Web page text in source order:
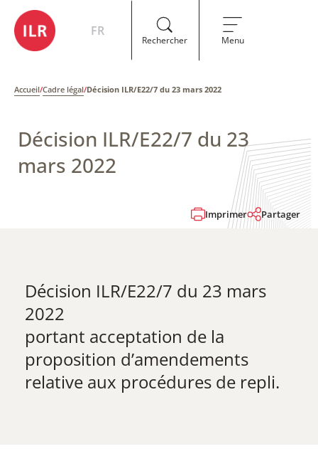
FR
Rechercher Menu
Accueil/Cadre légal/Décision ILR/E22/7 du 23 mars 2022
Décision ILR/E22/7 du 23
mars 2022
Imprimer Partager
Décision ILR/E22/7 du 23 mars
2022
​portant acceptation de la
proposition d’amendements
relative aux procédures de repli.